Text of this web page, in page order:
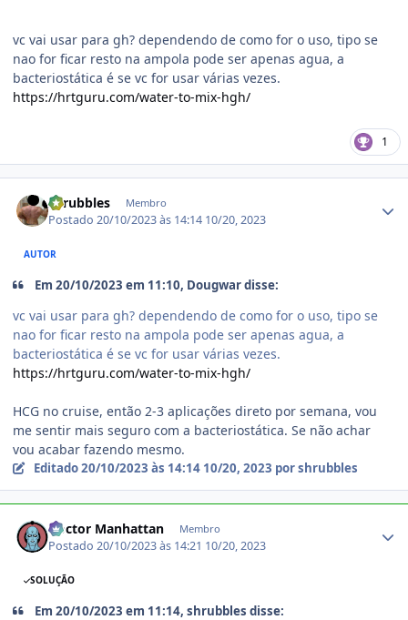
vc vai usar para gh? dependendo de como for o uso, tipo se
nao for ficar resto na ampola pode ser apenas agua, a
bacteriostática é se vc for usar várias vezes.
https://hrtguru.com/water-to-mix-hgh/
1
shrubbles Membro
Postado20/10/2023 às 14:14 10/20, 2023
AUTOR
Em 20/10/2023 em 11:10, Dougwar disse:
vc vai usar para gh? dependendo de como for o uso, tipo se
nao for ficar resto na ampola pode ser apenas agua, a
bacteriostática é se vc for usar várias vezes.
https://hrtguru.com/water-to-mix-hgh/
HCG no cruise, então 2-3 aplicações direto por semana, vou
me sentir mais seguro com a bacteriostática. Se não achar
vou acabar fazendo mesmo.
Editado20/10/2023 às 14:14 10/20, 2023 por shrubbles
Doctor Manhattan Membro
Postado20/10/2023 às 14:21 10/20, 2023
SOLUÇÃO
Em 20/10/2023 em 11:14, shrubbles disse: